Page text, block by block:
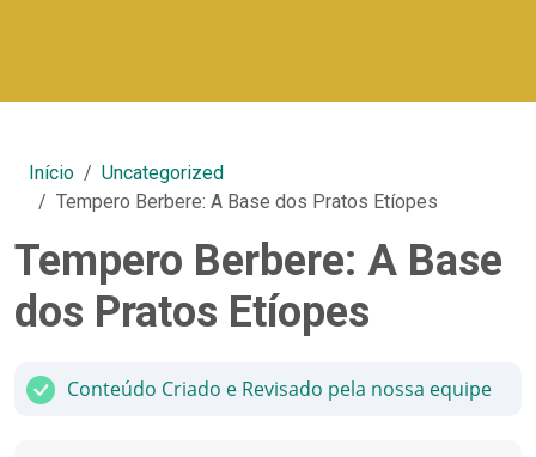
Início
Uncategorized
Tempero Berbere: A Base dos Pratos Etíopes
Tempero Berbere: A Base
dos Pratos Etíopes
Conteúdo Criado e Revisado pela nossa equipe